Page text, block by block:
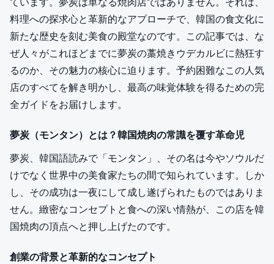
料理への探求心と革新的なアプローチで、韓国の食文化に
新たな歴史を刻む美食の殿堂なのです。この記事では、な
ぜ人々がこれほどまでに夢炭の藁焼きウデカルビに熱狂す
るのか、その魅力の核心に迫ります。予約困難なこの人気
店のすべてを解き明かし、最高の味覚体験を得るための完
全ガイドをお届けします。
夢炭（モンタン）とは？韓国焼肉の常識を覆す革命児
夢炭、韓国語読みで「モンタン」、その名は今やソウルだ
けでなく世界中の美食家たちの間で知られています。しか
し、その成功は一夜にして成し遂げられたものではありま
せん。緻密なコンセプトと食への深い情熱が、この店を韓
国焼肉の頂点へと押し上げたのです。
創業の背景と革新的なコンセプト